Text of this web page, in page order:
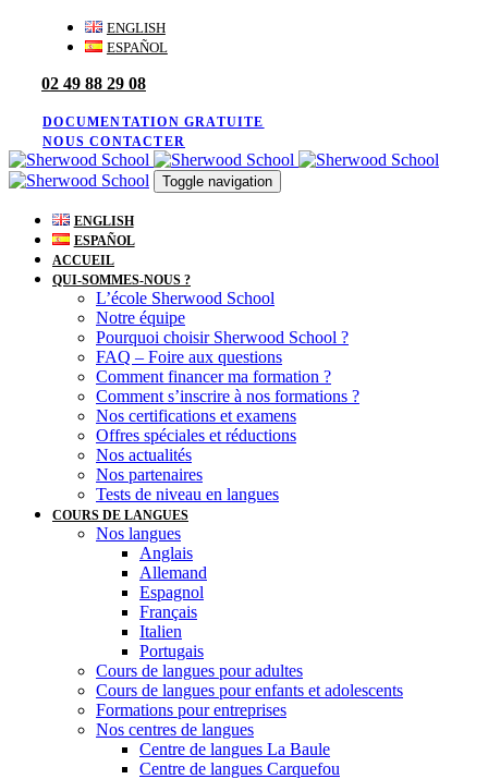
navigation
content
ENGLISH
ESPAÑOL
02 49 88 29 08
DOCUMENTATION GRATUITE
NOUS CONTACTER
Toggle navigation
ENGLISH
ESPAÑOL
ACCUEIL
QUI-SOMMES-NOUS ?
L’école Sherwood School
Notre équipe
Pourquoi choisir Sherwood School ?
FAQ – Foire aux questions
Comment financer ma formation ?
Comment s’inscrire à nos formations ?
Nos certifications et examens
Offres spéciales et réductions
Nos actualités
Nos partenaires
Tests de niveau en langues
COURS DE LANGUES
Nos langues
Anglais
Allemand
Espagnol
Français
Italien
Portugais
Cours de langues pour adultes
Cours de langues pour enfants et adolescents
Formations pour entreprises
Nos centres de langues
Centre de langues La Baule
Centre de langues Carquefou